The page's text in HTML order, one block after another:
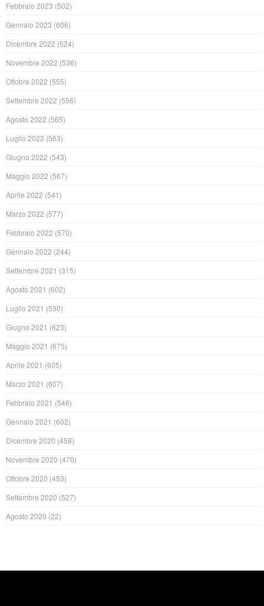
Febbraio 2023 (502)
Gennaio 2023 (606)
Dicembre 2022 (524)
Novembre 2022 (536)
Ottobre 2022 (555)
Settembre 2022 (556)
Agosto 2022 (565)
Luglio 2022 (563)
Giugno 2022 (543)
Maggio 2022 (567)
Aprile 2022 (541)
Marzo 2022 (577)
Febbraio 2022 (570)
Gennaio 2022 (244)
Settembre 2021 (315)
Agosto 2021 (602)
Luglio 2021 (590)
Giugno 2021 (623)
Maggio 2021 (675)
Aprile 2021 (605)
Marzo 2021 (607)
Febbraio 2021 (546)
Gennaio 2021 (602)
Dicembre 2020 (458)
Novembre 2020 (470)
Ottobre 2020 (453)
Settembre 2020 (527)
Agosto 2020 (22)